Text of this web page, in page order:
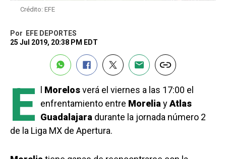
Crédito: EFE
Por
EFE DEPORTES
25 Jul 2019, 20:38 PM EDT
E Morelosverá el viernes a las 17:00 el
enfrentamiento entre Morelia yAtlas
Guadalajara durante la jornada número 2
de la Liga MX de Apertura.